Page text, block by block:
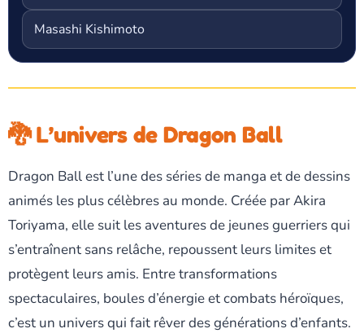
Masashi Kishimoto
🐉 L’univers de Dragon Ball
Dragon Ball est l’une des séries de manga et de dessins
animés les plus célèbres au monde. Créée par Akira
Toriyama, elle suit les aventures de jeunes guerriers qui
s’entraînent sans relâche, repoussent leurs limites et
protègent leurs amis. Entre transformations
spectaculaires, boules d’énergie et combats héroïques,
c’est un univers qui fait rêver des générations d’enfants.